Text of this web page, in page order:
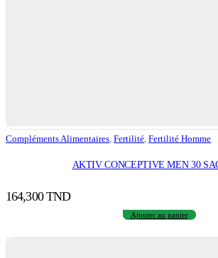
Compléments Alimentaires, Fertilité, Fertilité Homme
AKTIV CONCEPTIVE MEN 30
164,300TND
Ajouter au panier